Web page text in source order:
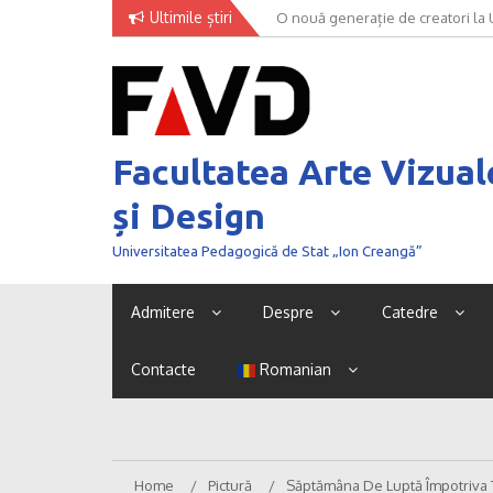
Ultimile știri O nouă generație de creatori la
Facultatea Arte
și Design
Universitatea Pedagogică de Stat „Ion Creangă”
Admitere Despre Catedre
Contacte Romanian
Home Pictură Săptămâna De Luptă